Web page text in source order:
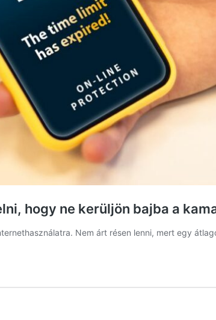
hogy ne kerüljön bajba a
Nem árt résen lenni, mert egy